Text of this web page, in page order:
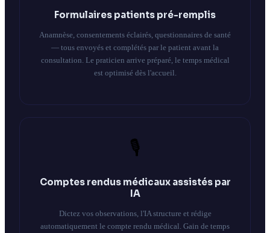
Formulaires patients pré-remplis
Anamnèse, consentements éclairés, questionnaires de santé
— tous envoyés et complétés par le patient avant la
consultation. Le praticien arrive préparé, le temps médical
est optimisé dès l'accueil.
🎙️
Comptes rendus médicaux assistés par
IA
Dictez vos observations, l'IA structure et rédige
automatiquement le compte rendu médical. Gain de temps